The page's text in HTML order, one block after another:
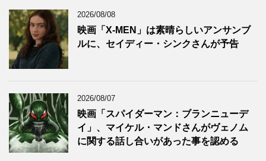
2026/08/08
映画「X-MEN」は素晴らしいアンサンブ
ルに、セイディー・シンクさんが予告
2026/08/07
映画「スパイダーマン：ブランニューデ
イ」、マイケル・マンドさんがヴェノム
に関する話し合いがあった事を認める